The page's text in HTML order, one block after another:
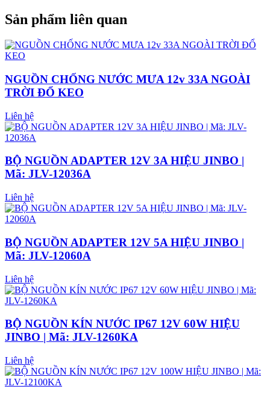
Sản phẩm liên quan
NGUỒN CHỐNG NƯỚC MƯA 12v 33A NGOÀI
TRỜI ĐỔ KEO
Liên hệ
BỘ NGUỒN ADAPTER 12V 3A HIỆU JINBO |
Mã: JLV-12036A
Liên hệ
BỘ NGUỒN ADAPTER 12V 5A HIỆU JINBO |
Mã: JLV-12060A
Liên hệ
BỘ NGUỒN KÍN NƯỚC IP67 12V 60W HIỆU
JINBO | Mã: JLV-1260KA
Liên hệ